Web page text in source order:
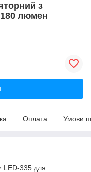
з
180 люмен
Оплата Умови
LED-335 для